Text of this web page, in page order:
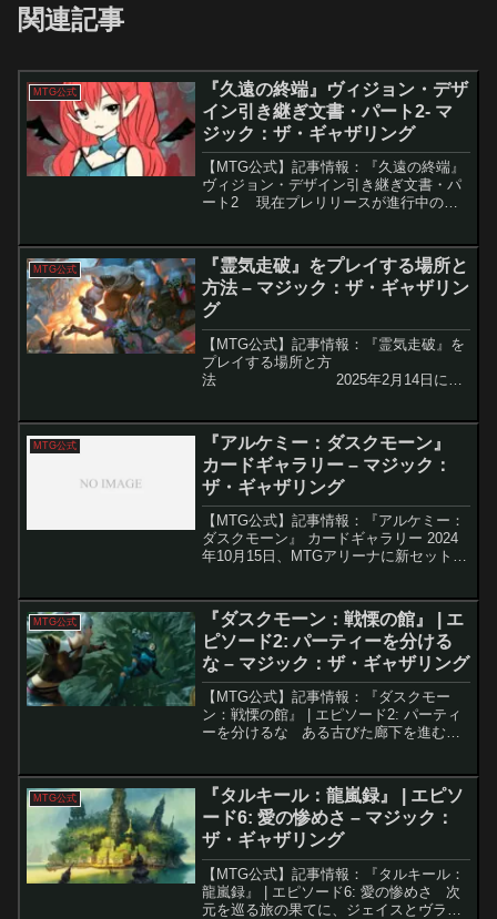
関連記事
MTG公式
『​久遠の終端』ヴィジョン・デザ
イン引き継ぎ文書・パート2- マ
ジック：ザ・ギャザリング
【MTG公式】記事情報：『​久遠の終端』
ヴィジョン・デザイン引き継ぎ文書・パ
ート2 現在プレリリースが進行中の
新ジャンルに挑戦する試みでもありま
す。今回、ビジョン...
MTG公式
『霊気走破』をプレイする場所と
方法 – マジック：ザ・ギャザリン
グ
【MTG公式】記事情報：『霊気走破』を
プレイする場所と方
法 2025年2月14日に発
や豪華なプロモーション、注目のカ...
MTG公式
『アルケミー：ダスクモーン』
カードギャラリー – マジック：
ザ・ギャザリング
【MTG公式】記事情報：『アルケミー：
ダスクモーン』 カードギャラリー 2024
年10月15日、MTGアリーナに新セット
ル専用の新しい30種類のカードが追加さ
れ、アルケ...
MTG公式
『ダスクモーン：戦慄の館』 | エ
ピソード2: パーティーを分ける
な – マジック：ザ・ギャザリング
【MTG公式】記事情報：『ダスクモー
ン：戦慄の館』 | エピソード2: パーティ
ーを分けるな ある古びた廊下を進む救
で、彼らは行方不明の仲間を探しなが
ら、次第に現実と...
MTG公式
『タルキール：龍嵐録』 | エピソ
ード6: 愛の惨めさ – マジック：
ザ・ギャザリング
【MTG公式】記事情報：『タルキール：
龍嵐録』 | エピソード6: 愛の惨めさ 次
元を巡る旅の果てに、ジェイスとヴラス